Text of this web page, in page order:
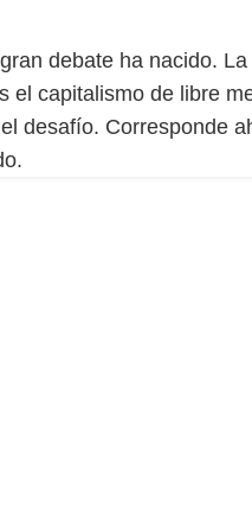
debate ha nacido.
el capitalismo de libre
desafío. Corresponde